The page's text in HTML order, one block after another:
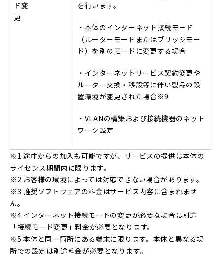
ド変
更
を行います。
・本体のインターネット接続モード
（ルーターモードまたはブリッジモー
ド）を別のモードに変更する場合
・インターネットサービス契約変更や
ルーター交換・移設等に伴い製品の設
置環境が変更された場合※9
・VLANの構築および接続機器のネット
ワーク設定
※1 途中からの加入も可能ですが、サービスの提供は本体の
ライセンス期間内に限ります。
※2 お客様の環境によっては対応できない場合があります。
※3 推奨ソフトウェアの料金はサービス内容に含まれませ
ん。
※4 インターネット接続モードの変更が必要な場合は別途
「接続モード変更」料金が必要となります。
※5 本体と同一箇所にある端末に限ります。本体と異なる場
所での設定は別途料金が必要となります。